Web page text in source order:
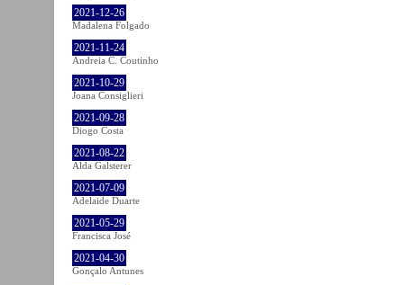
2021-12-26
Madalena Folgado
2021-11-24
Andreia C. Coutinho
2021-10-29
Joana Consiglieri
2021-09-28
Diogo Costa
2021-08-22
Alda Galsterer
2021-07-09
Adelaide Duarte
2021-05-29
Francisca José
2021-04-30
Gonçalo Antunes